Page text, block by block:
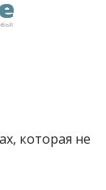
которая не